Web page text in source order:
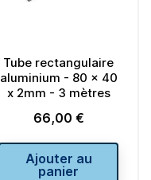
Tube rectangulaire
aluminium - 80 x 40
x 2mm - 3 mètres
Prix
66,00 €
Ajouter au
panier